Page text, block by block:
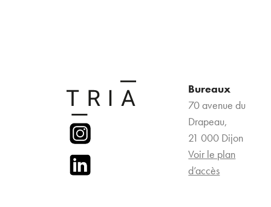
Bureaux
70 avenue du
Drapeau,
21 000 Dijon
Voir le plan
d’accès